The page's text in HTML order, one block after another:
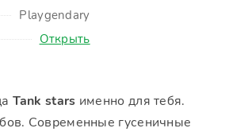
Playgendary
Открыть
Tank stars именно для тебя.
Современные гусеничные